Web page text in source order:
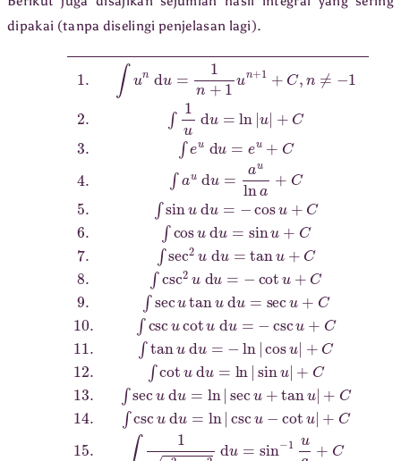
dipakai (tanpa diselingi penjelasan lagi).
undu=1n+1un+1+C,n≠−12.∫1udu=ln|u|+C3.